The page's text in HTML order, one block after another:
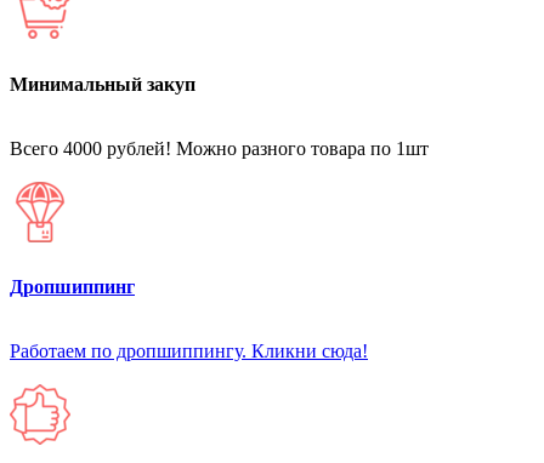
Минимальный закуп
Всего 4000 рублей! Можно разного товара по 1шт
Дропшиппинг
Работаем по дропшиппингу. Кликни сюда!